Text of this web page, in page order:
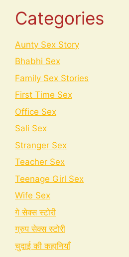
Categories
Aunty Sex Story
Bhabhi Sex
Family Sex Stories
First Time Sex
Office Sex
Sali Sex
Stranger Sex
Teacher Sex
Teenage Girl Sex
Wife Sex
गे सेक्स स्टोरी
ग्रुप सेक्स स्टोरी
चुदाई की कहानियाँ